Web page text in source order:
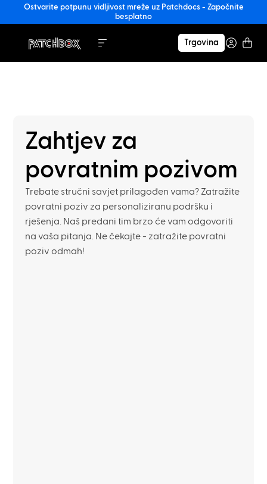
Ostvarite potpunu vidljivost mreže uz Patchdocs - Započnite
besplatno
Trgovina
Zahtjev za
povratnim pozivom
Trebate stručni savjet prilagođen vama? Zatražite
povratni poziv za personaliziranu podršku i
rješenja. Naš predani tim brzo će vam odgovoriti
na vaša pitanja. Ne čekajte - zatražite povratni
poziv odmah!